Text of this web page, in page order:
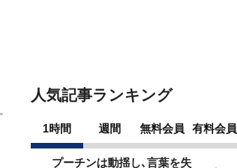
人気記事ランキング
1時間 週間 無料会員 有料会員
プーチンは動揺し､言葉を失